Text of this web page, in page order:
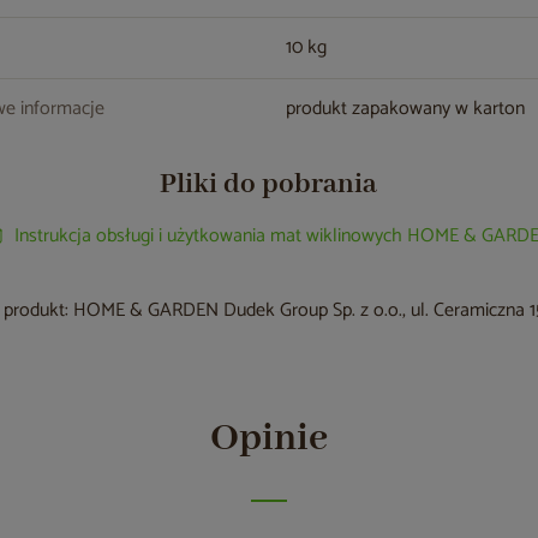
10 kg
informacje
produkt zapakowany w karton
Pliki do pobrania
Instrukcja obsługi i użytkowania mat wiklinowych HOME &
HOME & GARDEN Dudek Group Sp. z o.o., ul. Ceramiczna
Opinie